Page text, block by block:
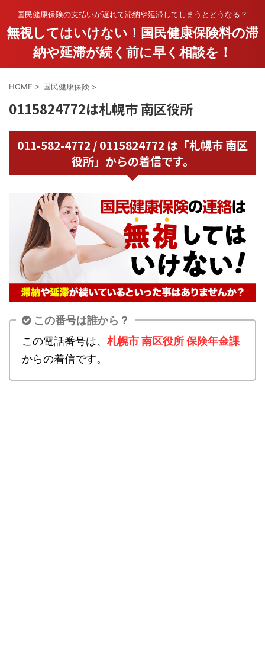
国民健康保険の支払いが遅れて滞納や延滞してしまうとどうなる？
無視してはいけない！国民健康保険料の滞
納や延滞が続く前に早く相談を！
HOME > 国民健康保険 >
0115824772は札幌市 南区役所
011-582-4772 / 0115824772 は「札幌市 南区
役所」からの着信です。
この番号は誰から？
この電話番号は、 札幌市 南区役所 保険年金課
からの着信です。